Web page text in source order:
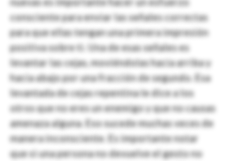
consciente para enviar las señales correctas
para que ellas tengan una primera impresión
positiva sobre ti. Una de esas señales es
levantar las cejas, moviéndolas hacia arriba y
hacia abajo por una fracción de segundo. Esa
levantada de cejas repentina le dice a los
otros que no eres un enemigo y que no causas
amenaza alguna. Eso sucede muchas veces de
manera inconsciente. Es importante notar
que si una persona no devuelve el gesto no